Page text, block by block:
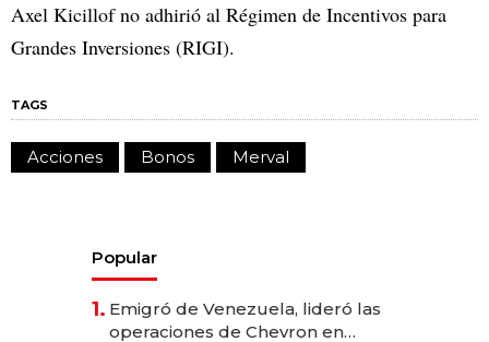
Axel Kicillof no adhirió al Régimen de Incentivos para
Grandes Inversiones (RIGI).
TAGS
Acciones Bonos Merval
Popular
1. Emigró de Venezuela, lideró las
operaciones de Chevron en